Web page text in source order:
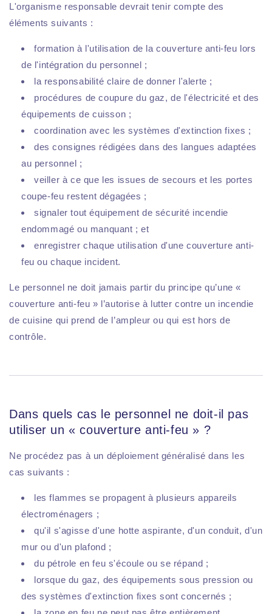
L'organisme responsable devrait tenir compte des
éléments suivants :
formation à l'utilisation de la couverture anti-feu lors
de l'intégration du personnel ;
la responsabilité claire de donner l'alerte ;
procédures de coupure du gaz, de l'électricité et des
équipements de cuisson ;
coordination avec les systèmes d'extinction fixes ;
des consignes rédigées dans des langues adaptées
au personnel ;
veiller à ce que les issues de secours et les portes
coupe-feu restent dégagées ;
signaler tout équipement de sécurité incendie
endommagé ou manquant ; et
enregistrer chaque utilisation d'une couverture anti-
feu ou chaque incident.
Le personnel ne doit jamais partir du principe qu’une «
couverture anti-feu » l’autorise à lutter contre un incendie
de cuisine qui prend de l’ampleur ou qui est hors de
contrôle.
Dans quels cas le personnel ne doit-il pas
utiliser un « couverture anti-feu » ?
Ne procédez pas à un déploiement généralisé dans les
cas suivants :
les flammes se propagent à plusieurs appareils
électroménagers ;
qu'il s'agisse d'une hotte aspirante, d'un conduit, d'un
mur ou d'un plafond ;
du pétrole en feu s'écoule ou se répand ;
lorsque du gaz, des équipements sous pression ou
des systèmes d'extinction fixes sont concernés ;